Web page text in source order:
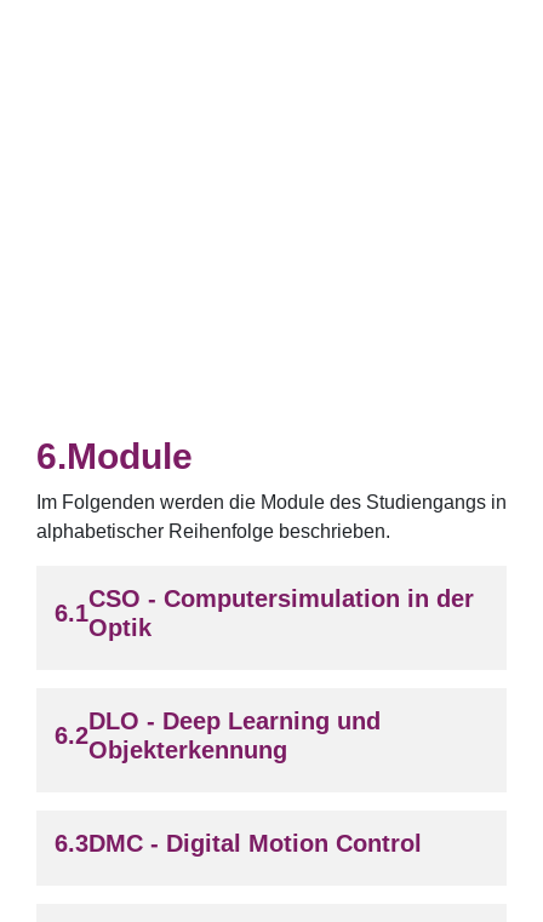
Module
Im Folgenden werden die Module des Studiengangs in
alphabetischer Reihenfolge beschrieben.
CSO - Computersimulation in der
Optik
DLO - Deep Learning und
Objekterkennung
DMC - Digital Motion Control